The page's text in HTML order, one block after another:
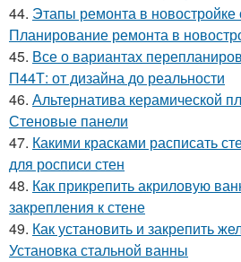
44. Этапы ремонта в новостройке
Планирование ремонта в
45. Все о вариантах
П44Т: от дизайна до реальности
46. Альтернатива керамической
Стеновые панели
47. Какими красками расписать
для росписи стен
48. Как прикрепить акриловую
закрепления к стене
49. Как установить и закрепить
Установка стальной ванны